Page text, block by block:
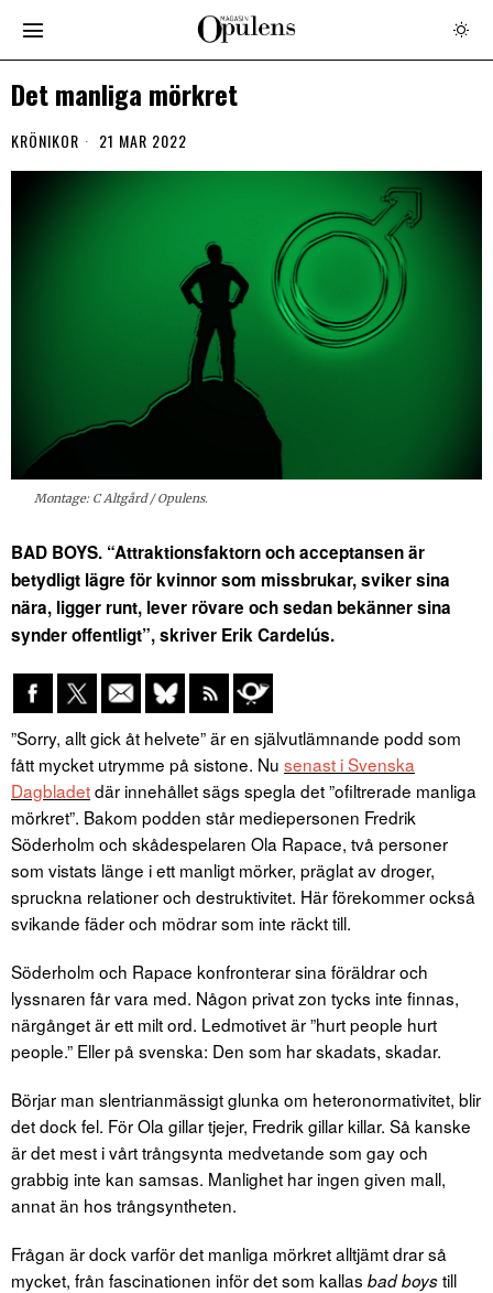
Det manliga mörkret
KRÖNIKOR 21 MAR 2022
Montage: C Altgård / Opulens.
BAD BOYS. “Attraktionsfaktorn och acceptansen är
betydligt lägre för kvinnor som missbrukar, sviker sina
nära, ligger runt, lever rövare och sedan bekänner sina
synder offentligt”, skriver Erik Cardelús.
”Sorry, allt gick åt helvete” är en självutlämnande podd som
fått mycket utrymme på sistone. Nu senast i Svenska
Dagbladetdär innehållet sägs spegla det ”ofiltrerade manliga
mörkret”. Bakom podden står mediepersonen Fredrik
Söderholm och skådespelaren Ola Rapace, två personer
som vistats länge i ett manligt mörker, präglat av droger,
spruckna relationer och destruktivitet. Här förekommer också
svikande fäder och mödrar som inte räckt till.
Söderholm och Rapace konfronterar sina föräldrar och
lyssnaren får vara med. Någon privat zon tycks inte finnas,
närgånget är ett milt ord. Ledmotivet är ”hurt people hurt
people.” Eller på svenska: Den som har skadats, skadar.
Börjar man slentrianmässigt glunka om heteronormativitet, blir
det dock fel. För Ola gillar tjejer, Fredrik gillar killar. Så kanske
är det mest i vårt trångsynta medvetande som gay och
grabbig inte kan samsas. Manlighet har ingen given mall,
annat än hos trångsyntheten.
Frågan är dock varför det manliga mörkret alltjämt drar så
mycket, från fascinationen inför det som kallas bad boystill